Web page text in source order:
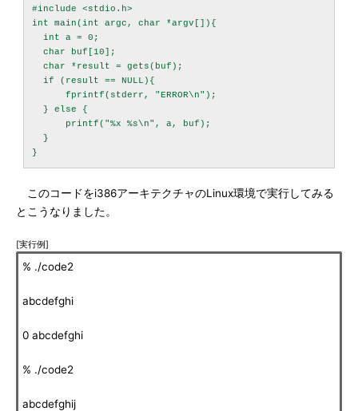
#include <stdio.h>
int main(int argc, char *argv[]){
  int a = 0;
  char buf[10];
  char *result = gets(buf);
  if (result == NULL){
      fprintf(stderr, "ERROR\n");
  } else {
      printf("%x %s\n", a, buf);
  }
このコードをi386アーキテクチャのLinux環境で実行してみる
とこうなりました。
[実行例]
% ./code2
abcdefghi
0 abcdefghi
% ./code2
abcdefghij